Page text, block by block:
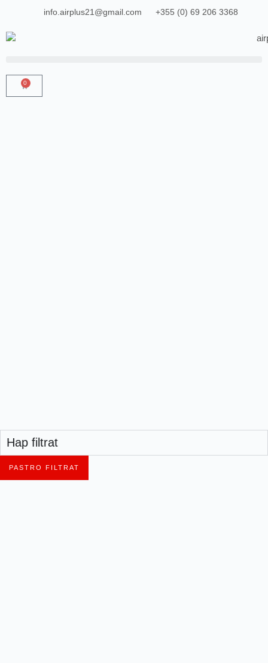
info.airplus21@gmail.com +355 (0) 69 206 3368
0
Hap filtrat
PASTRO FILTRAT